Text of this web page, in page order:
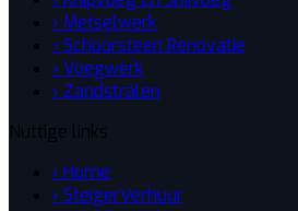
› Metselwerk
› Schoorsteen Renovatie
› Voegwerk
› Zandstralen
Nuttige links
› Home
› SteigerVerhuur